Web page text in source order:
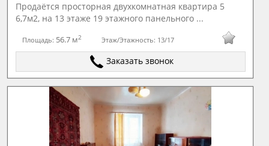
Продаётся просторная двухкомнатная квартира 5
6,7м2, на 13 этаже 19 этажного панельного ...
Площадь: 56.7 м2 Этаж/Этажность: 13/17
Заказать звонок